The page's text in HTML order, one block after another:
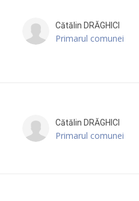
Cătălin DRĂGHICI
Primarul comunei
Cătălin DRĂGHICI
Primarul comunei